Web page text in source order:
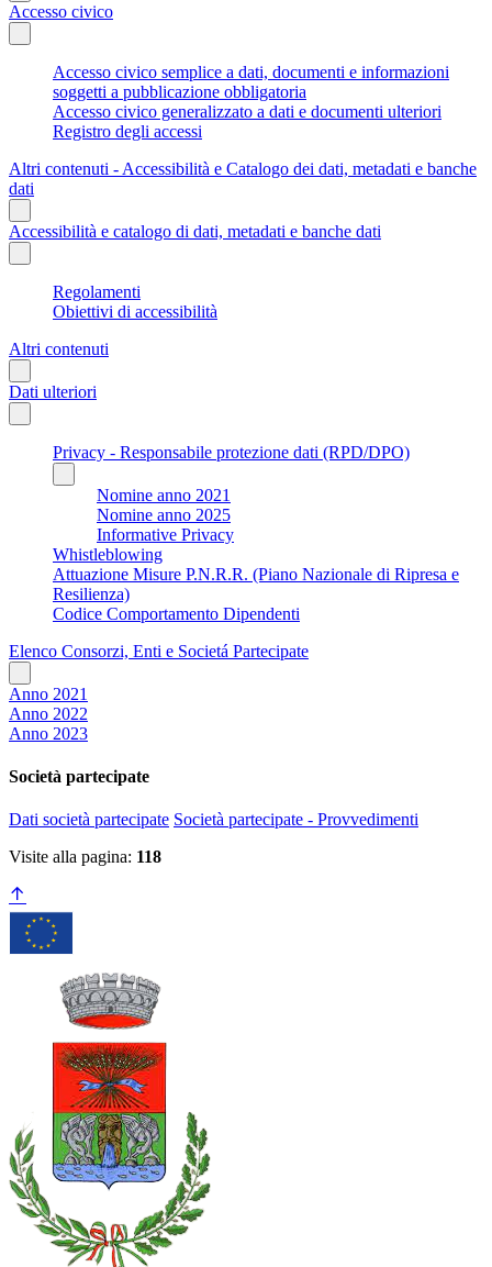
Accesso civico
Accesso civico semplice a dati, documenti e informazioni
soggetti a pubblicazione obbligatoria
Accesso civico generalizzato a dati e documenti ulteriori
Registro degli accessi
Altri contenuti - Accessibilità e Catalogo dei dati, metadati e banche
dati
Accessibilità e catalogo di dati, metadati e banche dati
Regolamenti
Obiettivi di accessibilità
Altri contenuti
Dati ulteriori
Privacy - Responsabile protezione dati (RPD/DPO)
Nomine anno 2021
Nomine anno 2025
Informative Privacy
Whistleblowing
Attuazione Misure P.N.R.R. (Piano Nazionale di Ripresa e
Resilienza)
Codice Comportamento Dipendenti
Elenco Consorzi, Enti e Societá Partecipate
Anno 2021
Anno 2022
Anno 2023
Società partecipate
Dati società partecipate Società partecipate - Provvedimenti
Visite alla pagina: 118